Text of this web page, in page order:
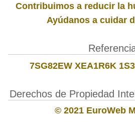
Contribuimos a reducir la
Ayúdanos a cuidar
7SG82EW XEA1R6K
Derechos de Propiedad
© 2021 EuroWeb